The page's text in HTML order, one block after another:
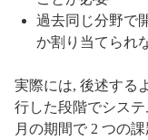
過去同じ分野で
か割り当てられ
実際には, 後述する
行した段階でシス
月の期間で 2 つの